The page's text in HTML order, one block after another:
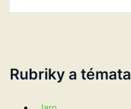
Rubriky a témata